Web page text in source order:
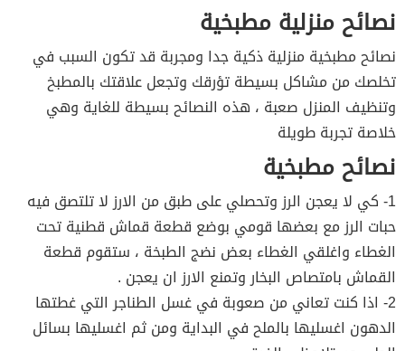
نصائح منزلية مطبخية
نصائح مطبخية منزلية ذكية جدا ومجربة قد تكون السبب في
تخلصك من مشاكل بسيطة تؤرقك وتجعل علاقتك بالمطبخ
وتنظيف المنزل صعبة ، هذه النصائح بسيطة للغاية وهي
خلاصة تجربة طويلة
نصائح مطبخية
1- كي لا يعجن الرز وتحصلي على طبق من الارز لا تلتصق فيه
حبات الرز مع بعضها قومي بوضع قطعة قماش قطنية تحت
الغطاء واغلقي الغطاء بعض نضج الطبخة ، ستقوم قطعة
القماش بامتصاص البخار وتمنع الارز ان يعجن .
2- اذا كنت تعاني من صعوبة في غسل الطناجر التي غطتها
الدهون اغسليها بالملح في البداية ومن ثم اغسليها بسائل